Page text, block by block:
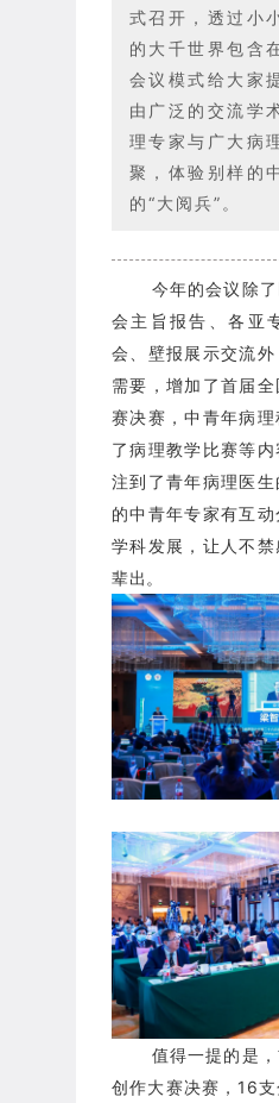
式召开，透过小
的大千世界包含
会议模式给大家
由广泛的交流学
理专家与广大病
聚，体验别样的
的“大阅兵”。
今年的会议除
会主旨报告、各亚
会、壁报展示交流
需要，增加了首届
赛决赛，中青年病
了病理教学比赛等
注到了青年病理医
的中青年专家有互
学科发展，让人不
辈出。
值得一提的是
创作大赛决赛， 16支